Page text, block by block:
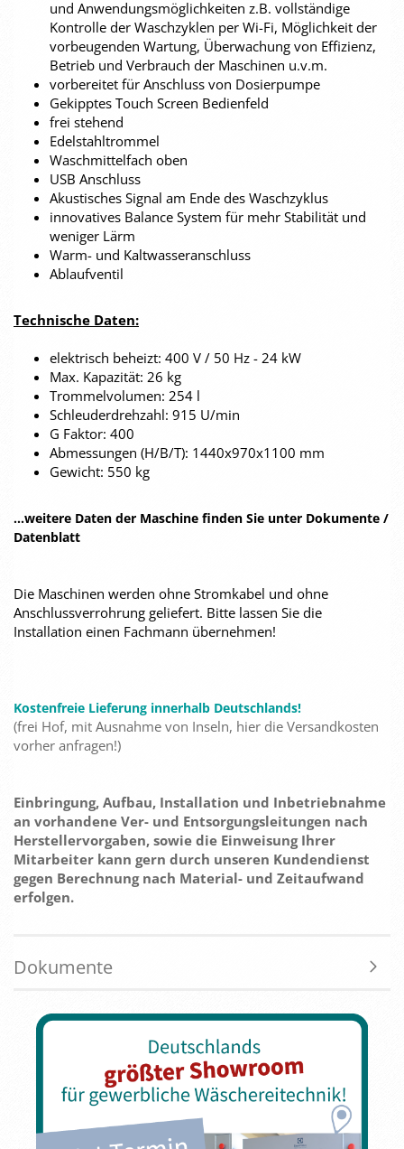
und Anwendungsmöglichkeiten z.B. vollständige
Kontrolle der Waschzyklen per Wi-Fi, Möglichkeit der
vorbeugenden Wartung, Überwachung von Effizienz,
Betrieb und Verbrauch der Maschinen u.v.m.
vorbereitet für Anschluss von Dosierpumpe
Gekipptes Touch Screen Bedienfeld
frei stehend
Edelstahltrommel
Waschmittelfach oben
USB Anschluss
Akustisches Signal am Ende des Waschzyklus
innovatives Balance System für mehr Stabilität und
weniger Lärm
Warm- und Kaltwasseranschluss
Ablaufventil
Technische Daten:
elektrisch beheizt: 400 V / 50 Hz - 24 kW
Max. Kapazität: 26 kg
Trommelvolumen: 254 l
Schleuderdrehzahl: 915 U/min
G Faktor: 400
Abmessungen (H/B/T): 1440x970x1100 mm
Gewicht: 550 kg
...weitere Daten der Maschine finden Sie unter Dokumente /
Datenblatt
Die Maschinen werden ohne Stromkabel und ohne
Anschlussverrohrung geliefert. Bitte lassen Sie die
Installation einen Fachmann übernehmen!
Kostenfreie Lieferung innerhalb Deutschlands!
(frei Hof, mit Ausnahme von Inseln, hier die Versandkosten
vorher anfragen!)
Einbringung, Aufbau, Installation und Inbetriebnahme
an vorhandene Ver- und Entsorgungsleitungen nach
Herstellervorgaben, sowie die Einweisung Ihrer
Mitarbeiter kann gern durch unseren Kundendienst
gegen Berechnung nach Material- und Zeitaufwand
erfolgen.
Dokumente